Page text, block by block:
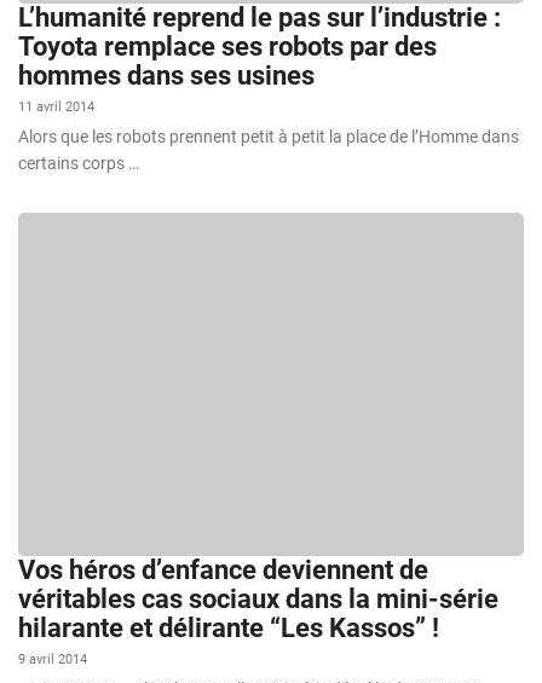
L’humanité reprend le pas sur l’industrie :
Toyota remplace ses robots par des
hommes dans ses usines
11 avril 2014
Alors que les robots prennent petit à petit la place de l’Homme dans
certains corps …
Vos héros d’enfance deviennent de
véritables cas sociaux dans la mini-série
hilarante et délirante “Les Kassos” !
9 avril 2014